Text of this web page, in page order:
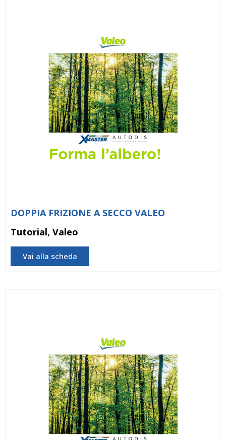
DOPPIA FRIZIONE A SECCO VALEO
Tutorial, Valeo
Vai alla scheda